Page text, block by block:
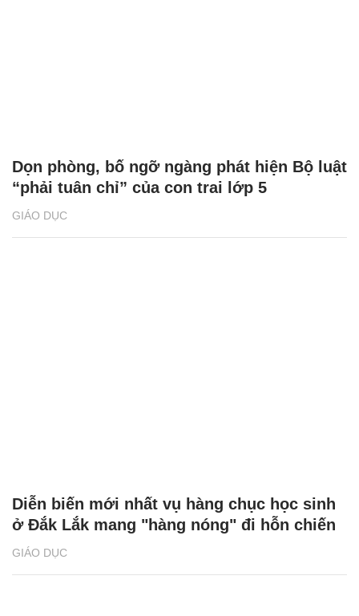
GIÁO DỤC
Dọn phòng, bố ngỡ ngàng phát hiện Bộ luật
“phải tuân chỉ” của con trai lớp 5
GIÁO DỤC
Diễn biến mới nhất vụ hàng chục học sinh
ở Đắk Lắk mang "hàng nóng" đi hỗn chiến